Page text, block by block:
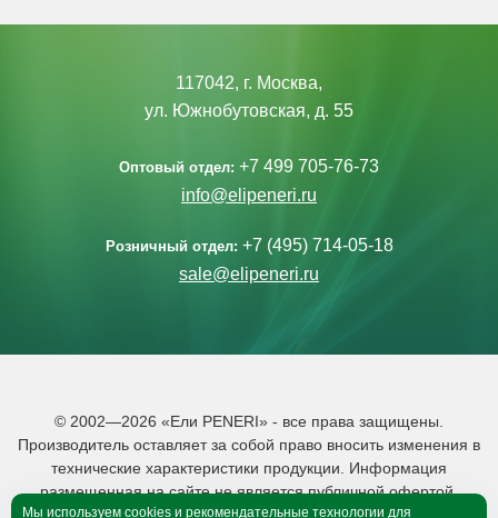
117042, г. Москва,
ул. Южнобутовская, д. 55
Оптовый отдел: +7 499 705-76-73
info@elipeneri.ru
Розничный отдел: +7 (495) 714-05-18
sale@elipeneri.ru
© 2002—2026 «Ели PENERI» - все права защищены.
Производитель оставляет за собой право вносить изменения в
технические характеристики продукции. Информация
размещенная на сайте не является публичной офертой.
Политика обработки персональных данных
Мы используем cookies и рекомендательные технологии для